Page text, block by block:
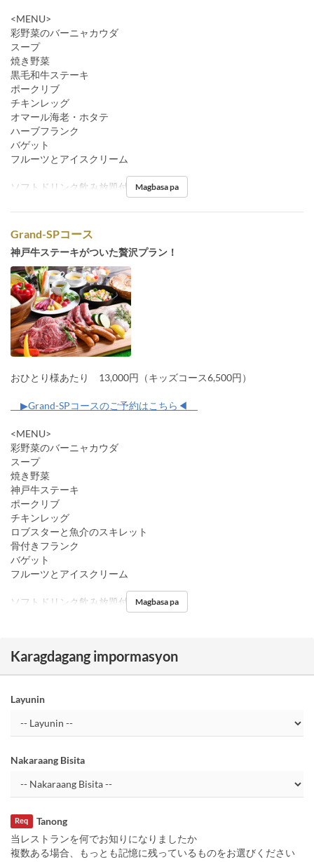
<MENU>
彩野菜のバーニャカウダ
スープ
焼き野菜
黒毛和牛ステーキ
ポークリブ
チキンレッグ
オマール海老・ホタテ
ハーブフランク
バゲット
フルーツとアイスクリーム
ソフトドリンク飲み放題付 Magbasa pa
Grand-SPコース
神戸牛ステーキがついた贅沢プラン！
おひとり様あたり 13,000円（キッズコース6,500円）
▶Grand-SPコースのご予約はこちら◀
<MENU>
彩野菜のバーニャカウダ
スープ
焼き野菜
神戸牛ステーキ
ポークリブ
チキンレッグ
ロブスターと魚介のスキレット
骨付きフランク
バゲット
フルーツとアイスクリーム
ソフトドリンク飲み放題付 Magbasa pa
Karagdagang impormasyon
Layunin
Nakaraang Bisita
Tanong
Req
当レストランを何でお知りになりましたか
複数ある場合、もっとも記憶に残っているものをお選びください